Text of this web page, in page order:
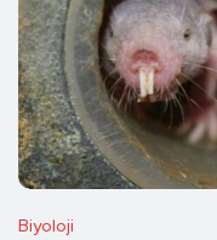
Biyoloji